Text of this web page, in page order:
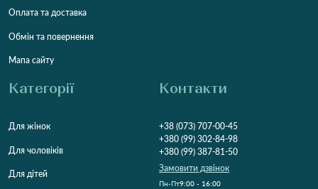
Оплата та доставка
Обмін та повернення
Мапа сайту
Категорії
Для жінок
Для чоловіків
Для дітей
Контакти
+38 (073) 707-00-45
+380 (99) 302-84-98
+380 (99) 387-81-50
Замовити дзвінок
Пн-Пт9:00 - 16:00